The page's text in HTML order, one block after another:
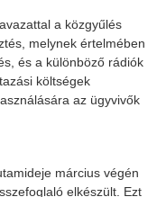
a közgyűlés
melynek értelmében
és a különböző rádiók
költségek
az ügyvivők
március végén
elkészült. Ezt